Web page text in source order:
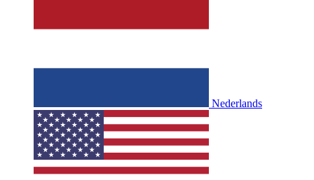
Nederlands